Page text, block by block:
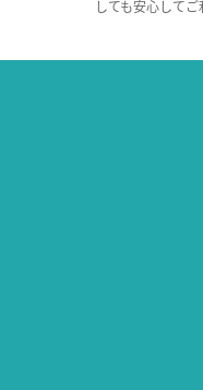
しても安心して